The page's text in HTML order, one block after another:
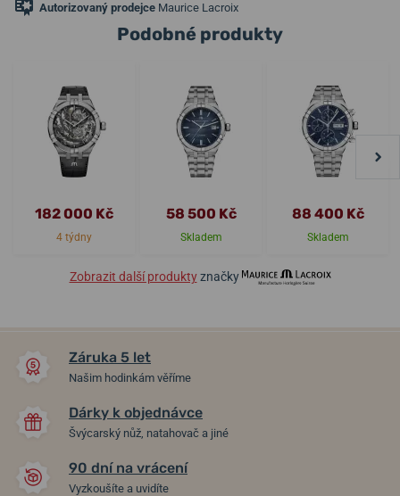
Autorizovaný prodejce Maurice Lacroix
Podobné produkty
182 000 Kč
4 týdny
58 500 Kč
Skladem
88 400 Kč
Skladem
Zobrazit další produktyznačky
Záruka 5 let
Našim hodinkám věříme
Dárky k objednávce
Švýcarský nůž, natahovač a jiné
90 dní na vrácení
Vyzkoušíte a uvidíte